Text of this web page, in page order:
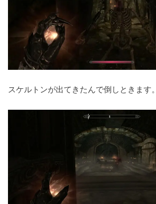
スケルトンが出てきたんで倒しときます。